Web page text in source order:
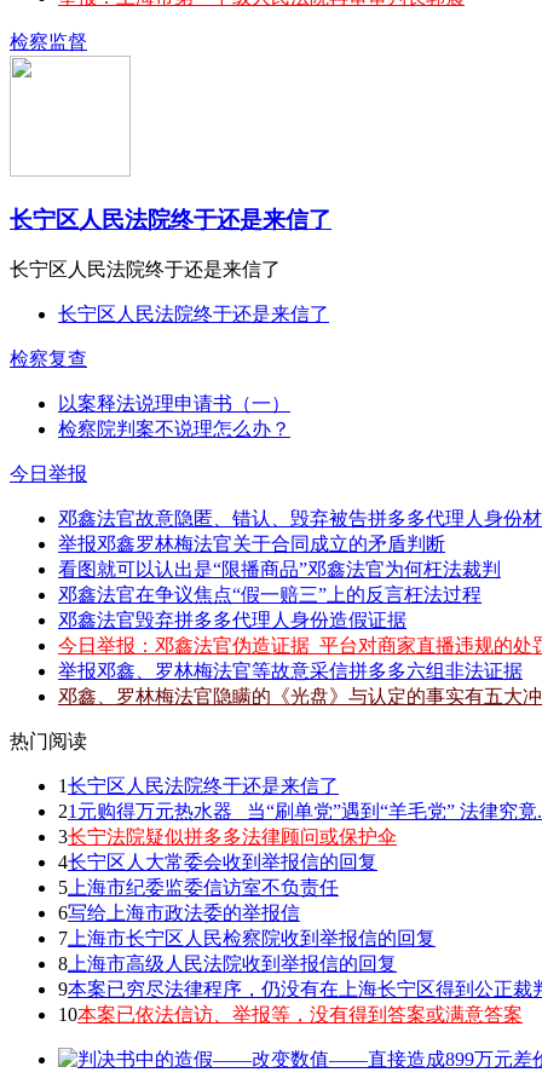
检察监督
长宁区人民法院终于还是来信了
长宁区人民法院终于还是来信了
长宁区人民法院终于还是来信了
检察复查
以案释法说理申请书（一）
检察院判案不说理怎么办？
今日举报
邓鑫法官故意隐匿、错认、毁弃被告拼多多代理人身份
举报邓鑫罗林梅法官关于合同成立的矛盾判断
看图就可以认出是“限播商品”邓鑫法官为何枉法裁判
邓鑫法官在争议焦点“假一赔三”上的反言枉法过程
邓鑫法官毁弃拼多多代理人身份造假证据
今日举报：邓鑫法官伪造证据_平台对商家直播违规的处
举报邓鑫、罗林梅法官等故意采信拼多多六组非法证据
邓鑫、罗林梅法官隐瞒的《光盘》与认定的事实有五大
热门阅读
1长宁区人民法院终于还是来信了
21元购得万元热水器 _当“刷单党”遇到“羊毛党” 法律究竟
3长宁法院疑似拼多多法律顾问或保护伞
4长宁区人大常委会收到举报信的回复
5 上海市纪委监委信访室不负责任
6写给上海市政法委的举报信
7 上海市长宁区人民检察院收到举报信的回复
8 上海市高级人民法院收到举报信的回复
9本案已穷尽法律程序，仍没有在上海长宁区得到公正裁
10本案已依法信访、举报等，没有得到答案或满意答案